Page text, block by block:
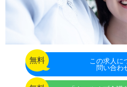
無料 この求人に
問い合わ